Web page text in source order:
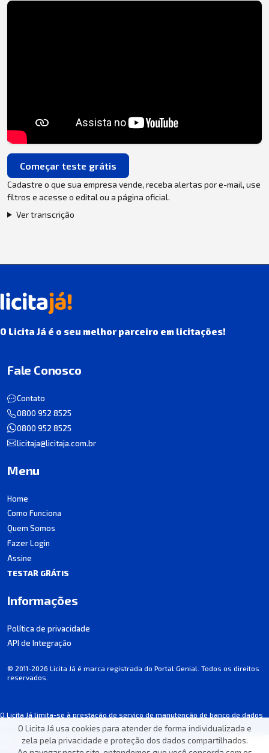
O Licita Já usa cookies para atender de forma individualizada e
zela pela privacidade e proteção dos dados compartilhados.
Começar teste grátis
Cadastre o que sua empresa vende, receba alertas por e-mail, use
filtros e acesse o edital ou a página oficial.
Ver transcrição
O Licita Já é o seu melhor parceiro em licitações!
O Licita Já limita-se à prestação de serviço de manutenção de banco de dados
de licitações, não participando dos processos.
Algumas informações podem apresentar incorreções involuntárias. Consulte
sempre o edital de cada licitação.
Fale Conosco
Contato
0800 952 8525
0800 952 8525
licitaja@licitaja.com.br
Menu
Home
Como Funciona
Quem Somos
Fazer Login
Assine
TESTAR GRÁTIS
Informações
Política de privacidade
API de Integração
© 2011-2026 Licita Já é marca registrada do Portal Genial. Todos os direitos
reservados.